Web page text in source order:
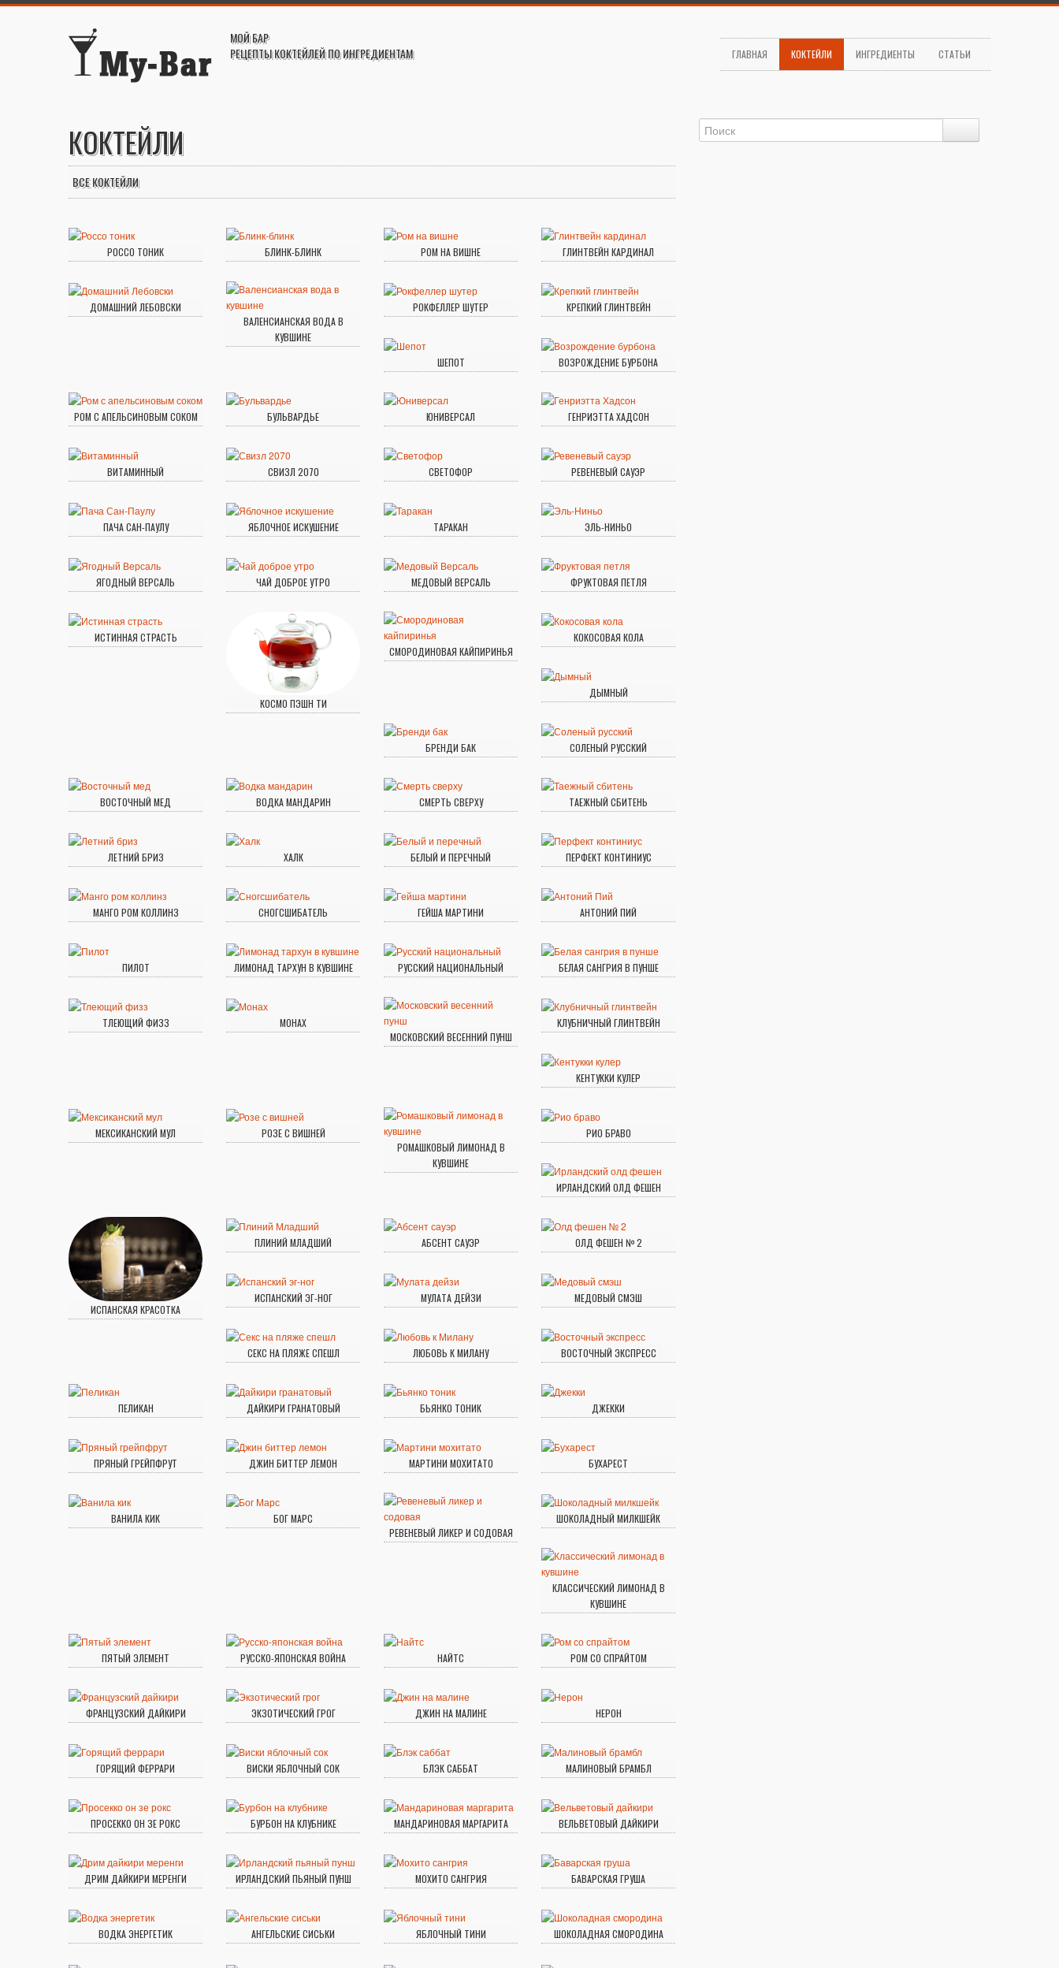
МОЙ БАР
РЕЦЕПТЫ КОКТЕЙЛЕЙ ПО ИНГРЕДИЕНТАМ
ГЛАВНАЯ КОКТЕЙЛИ ИНГРЕДИЕНТЫ СТАТЬИ
КОКТЕЙЛИ
ВСЕ КОКТЕЙЛИ
РОССО ТОНИК БЛИНК-БЛИНК РОМ НА ВИШНЕ ГЛИНТВЕЙН КАРДИНАЛ
ДОМАШНИЙ ЛЕБОВСКИ
ВАЛЕНСИАНСКАЯ ВОДА В
КУВШИНЕ
РОКФЕЛЛЕР ШУТЕР КРЕПКИЙ ГЛИНТВЕЙН
ШЕПОТ ВОЗРОЖДЕНИЕ БУРБОНА
РОМ С АПЕЛЬСИНОВЫМ СОКОМ БУЛЬВАРДЬЕ ЮНИВЕРСАЛ ГЕНРИЭТТА ХАДСОН
ВИТАМИННЫЙ СВИЗЛ 2070 СВЕТОФОР РЕВЕНЕВЫЙ САУЭР
ПАЧА САН-ПАУЛУ ЯБЛОЧНОЕ ИСКУШЕНИЕ ТАРАКАН ЭЛЬ-НИНЬО
ЯГОДНЫЙ ВЕРСАЛЬ ЧАЙ ДОБРОЕ УТРО МЕДОВЫЙ ВЕРСАЛЬ ФРУКТОВАЯ ПЕТЛЯ
ИСТИННАЯ СТРАСТЬ
КОСМО ПЭШН ТИ
СМОРОДИНОВАЯ КАЙПИРИНЬЯ
КОКОСОВАЯ КОЛА
ДЫМНЫЙ
БРЕНДИ БАК СОЛЕНЫЙ РУССКИЙ
ВОСТОЧНЫЙ МЕД ВОДКА МАНДАРИН СМЕРТЬ СВЕРХУ ТАЕЖНЫЙ СБИТЕНЬ
ЛЕТНИЙ БРИЗ ХАЛК БЕЛЫЙ И ПЕРЕЧНЫЙ ПЕРФЕКТ КОНТИНИУС
МАНГО РОМ КОЛЛИНЗ СНОГСШИБАТЕЛЬ ГЕЙША МАРТИНИ АНТОНИЙ ПИЙ
ПИЛОТ ЛИМОНАД ТАРХУН В КУВШИНЕ РУССКИЙ НАЦИОНАЛЬНЫЙ БЕЛАЯ САНГРИЯ В ПУНШЕ
ТЛЕЮЩИЙ ФИЗЗ
МОНАХ
МОСКОВСКИЙ ВЕСЕННИЙ ПУНШ
КЛУБНИЧНЫЙ ГЛИНТВЕЙН
КЕНТУККИ КУЛЕР
МЕКСИКАНСКИЙ МУЛ
РОЗЕ С ВИШНЕЙ
РОМАШКОВЫЙ ЛИМОНАД В
КУВШИНЕ
РИО БРАВО
ИРЛАНДСКИЙ ОЛД ФЕШЕН
ИСПАНСКАЯ КРАСОТКА
ПЛИНИЙ МЛАДШИЙ АБСЕНТ САУЭР ОЛД ФЕШЕН № 2
ИСПАНСКИЙ ЭГ-НОГ МУЛАТА ДЕЙЗИ МЕДОВЫЙ СМЭШ
СЕКС НА ПЛЯЖЕ СПЕШЛ ЛЮБОВЬ К МИЛАНУ ВОСТОЧНЫЙ ЭКСПРЕСС
ПЕЛИКАН ДАЙКИРИ ГРАНАТОВЫЙ БЬЯНКО ТОНИК ДЖЕККИ
ПРЯНЫЙ ГРЕЙПФРУТ ДЖИН БИТТЕР ЛЕМОН МАРТИНИ МОХИТАТО БУХАРЕСТ
ВАНИЛА КИК
БОГ МАРС
РЕВЕНЕВЫЙ ЛИКЕР И СОДОВАЯ
ШОКОЛАДНЫЙ МИЛКШЕЙК
КЛАССИЧЕСКИЙ ЛИМОНАД В
КУВШИНЕ
ПЯТЫЙ ЭЛЕМЕНТ РУССКО-ЯПОНСКАЯ ВОЙНА НАЙТС РОМ СО СПРАЙТОМ
ФРАНЦУЗСКИЙ ДАЙКИРИ ЭКЗОТИЧЕСКИЙ ГРОГ ДЖИН НА МАЛИНЕ НЕРОН
ГОРЯЩИЙ ФЕРРАРИ ВИСКИ ЯБЛОЧНЫЙ СОК БЛЭК САББАТ МАЛИНОВЫЙ БРАМБЛ
ПРОСЕККО ОН ЗЕ РОКС БУРБОН НА КЛУБНИКЕ МАНДАРИНОВАЯ МАРГАРИТА ВЕЛЬВЕТОВЫЙ ДАЙКИРИ
ДРИМ ДАЙКИРИ МЕРЕНГИ ИРЛАНДСКИЙ ПЬЯНЫЙ ПУНШ МОХИТО САНГРИЯ БАВАРСКАЯ ГРУША
ВОДКА ЭНЕРГЕТИК АНГЕЛЬСКИЕ СИСЬКИ ЯБЛОЧНЫЙ ТИНИ ШОКОЛАДНАЯ СМОРОДИНА